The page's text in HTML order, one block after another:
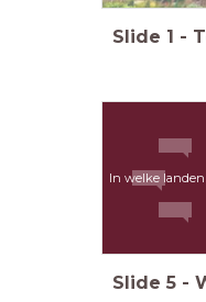
Slide 1 -
In welke
Slide 5 -